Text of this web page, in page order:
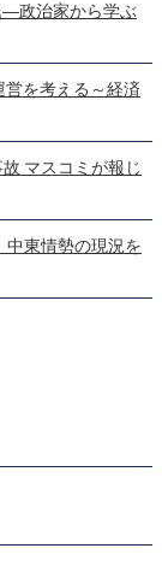
―政治家から学ぶ
営を考える～経済
マスコミが報じ
中東情勢の現況を